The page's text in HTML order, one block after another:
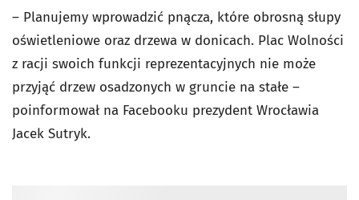
– Planujemy wprowadzić pnącza, które obrosną słupy
oświetleniowe oraz drzewa w donicach. Plac Wolności
z racji swoich funkcji reprezentacyjnych nie może
przyjąć drzew osadzonych w gruncie na stałe –
poinformował na Facebooku prezydent Wrocławia
Jacek Sutryk.